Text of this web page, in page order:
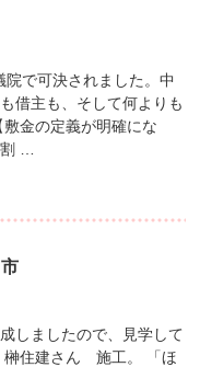
で可決されました。中
借主も、そして何よりも
金の定義が明確にな
…
しましたので、見学して
榊住建さん 施工。 「ほ